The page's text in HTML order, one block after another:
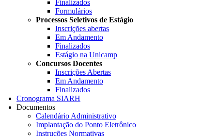
Finalizados
Formulários
Processos Seletivos de Estágio
Inscrições abertas
Em Andamento
Finalizados
Estágio na Unicamp
Concursos Docentes
Inscrições Abertas
Em Andamento
Finalizados
Cronograma SIARH
Documentos
Calendário Administrativo
Implantação do Ponto Eletrônico
Instruções Normativas